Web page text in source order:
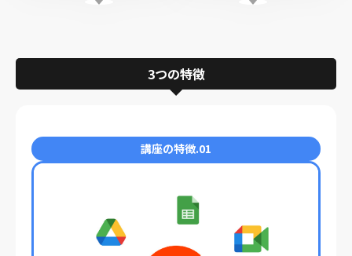
3つの特徴
講座の特徴.01